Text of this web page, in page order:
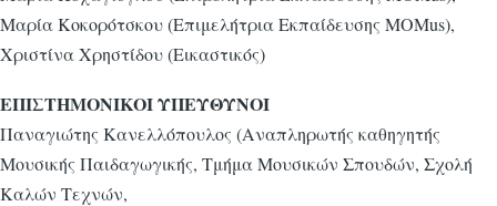
Mαρία Κοκορότσκου (Επιμελήτρια Εκπαίδευσης MOMus),
Χριστίνα Χρηστίδου (Εικαστικός)
ΕΠΙΣΤΗΜΟΝΙΚΟΙ ΥΠΕΥΘΥΝΟΙ
Παναγιώτης Κανελλόπουλος (Αναπληρωτής καθηγητής
Μουσικής Παιδαγωγικής, Τμήμα Μουσικών Σπουδών, Σχολή
Καλών Τεχνών,